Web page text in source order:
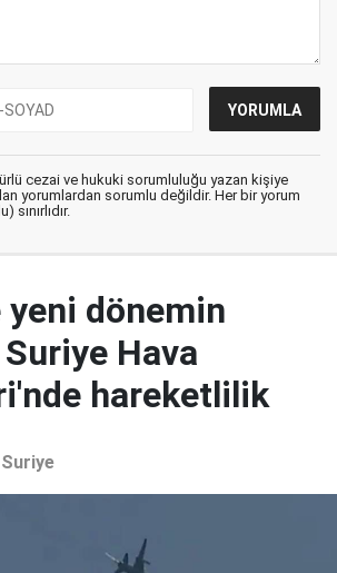
cezai ve hukuki sorumluluğu yazan kişiye
yorumlardan sorumlu değildir. Her bir yorum
sınırlıdır.
yeni dönemin
Hava
hareketlilik
Suriye